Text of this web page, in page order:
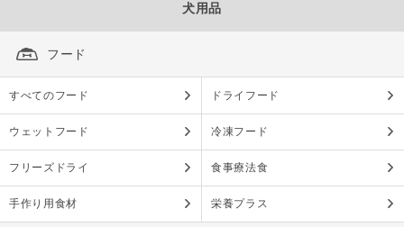
犬用品
フード
すべてのフード ドライフード
ウェットフード 冷凍フード
フリーズドライ 食事療法食
手作り用食材 栄養プラス